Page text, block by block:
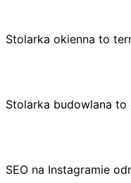
Stolarka okienna to
Stolarka budowlana
SEO na Instagramie